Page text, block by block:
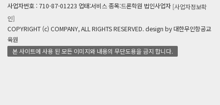
사업자번호 : 710-87-01223 업태:서비스 종목:드론학원 법인사업자 [사업자정보확
인]
COPYRIGHT (c) COMPANY, ALL RIGHTS RESERVED. design by 대한무인항공교
육원
본 사이트에 사용 된 모든 이미지와 내용의 무단도용을 금지 합니다.